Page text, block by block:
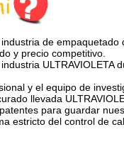
de
y precio competitivo.
ULTRAVIOLETA
y el equipo de
llevada
para guardar
estricto del control de